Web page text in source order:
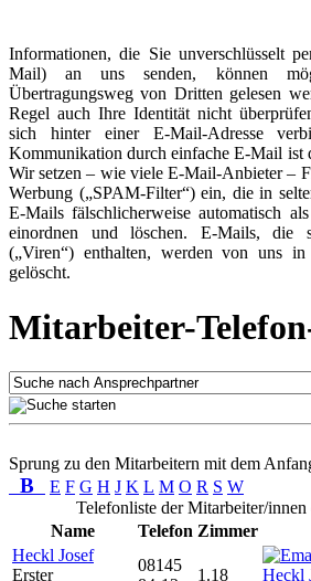
Informationen, die Sie unverschlüsselt
Mail) an uns senden, können
Übertragungsweg von Dritten gelesen
Regel auch Ihre Identität nicht
sich hinter einer E-Mail-Adresse
Kommunikation durch einfache E-Mail ist
Wir setzen – wie viele E-Mail-Anbieter –
Werbung („SPAM-Filter“) ein, die in
E-Mails fälschlicherweise automatisch
einordnen und löschen. E-Mails, die
(„Viren“) enthalten, werden von uns in
gelöscht.
Mitarbeiter-
Sprung zu den Mitarbeitern mit dem
B E F G H J K L M O R S W
Telefonliste der Mitarbeiter/
Name
Telefon Zimmer
Heckl Josef
Erster
08145
1.18